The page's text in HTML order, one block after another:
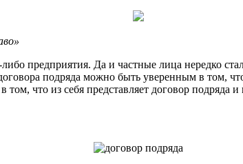
либо предприятия. Да и частные лица нередко
подряда можно быть уверенным в том,
том, что из себя представляет договор подряда